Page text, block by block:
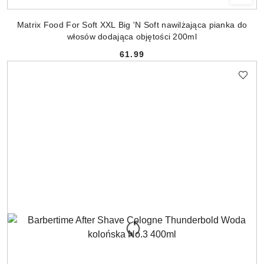
Matrix Food For Soft XXL Big 'N Soft nawilżająca pianka do
włosów dodająca objętości 200ml
Cena:
61.99